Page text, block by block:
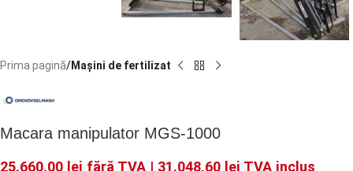
Prima pagină Mașini de fertilizat
Macara manipulator MGS-1000
25.660,00 lei fără TVA | 31.048,60 lei TVA inclus